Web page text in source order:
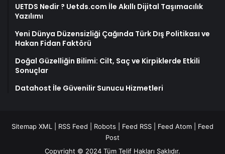
UETDS Nedir ? Uetds.com İle Akıllı Dijital Taşımacılık
Yazılımı
Yeni Dünya Düzensizliği Çağında Türk Dış Politikası ve
Hakan Fidan Faktörü
Doğal Güzelliğin Bilimi: Cilt, Saç ve Kirpiklerde Etkili
Sonuçlar
Datahost İle Güvenilir Sunucu Hizmetleri
Sitemap XML RSS Feed Robots Feed RSS Feed Atom
Feed
Post
Copyright © 2024 Tüm Telif Hakları Saklıdır.